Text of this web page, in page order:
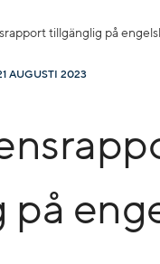
tillgänglig på
AUGUSTI 2023